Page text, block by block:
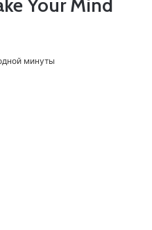
Your Mind
минуты